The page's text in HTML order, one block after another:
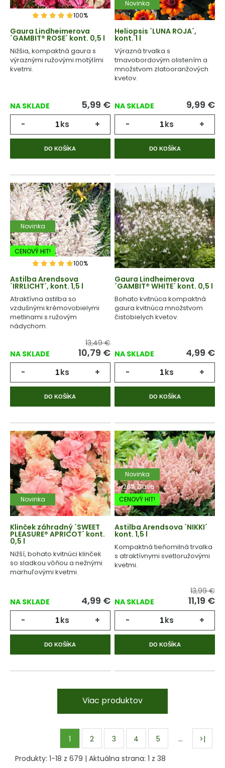
100%
Gaura Lindheimerova
´GAMBIT® ROSE´ kont. 0,5 l
Nižšia, kompaktná gaura s
výraznými ružovými motýlími
kvetmi.
NA SKLADE 5,99 €
- ks +
DO KOŠÍKA
Novinka
Heliopsis ´LUNA ROJA´,
kont. 1 l
Výrazná trvalka s
tmavobordovým olistením a
množstvom zlatooranžových
kvetov.
NA SKLADE 9,99 €
- ks +
DO KOŠÍKA
Novinka
-20% Zľava
CENOVÝ HIT!
100%
Astilba Arendsova
´IRRLICHT´, kont. 1,5 l
Atraktívna astilba so
vzdušnými krémovobielymi
metlinami s ružovým
nádychom.
NA SKLADE
13,49 €
10,79 €
- ks +
DO KOŠÍKA
Gaura Lindheimerova
´GAMBIT® WHITE´ kont. 0,5 l
Bohato kvitnúca kompaktná
gaura kvitnúca množstvom
čistobielych kvetov.
NA SKLADE 4,99 €
- ks +
DO KOŠÍKA
Novinka
Klinček záhradný ´SWEET
PLEASURE® APRICOT´ kont.
0,5 l
Nižší, bohato kvitnúci klinček
so sladkou vôňou a nežnými
marhuľovými kvetmi.
NA SKLADE 4,99 €
- ks +
DO KOŠÍKA
Novinka
-20% Zľava
CENOVÝ HIT!
Astilba Arendsova ´NIKKI´
kont. 1,5 l
Kompaktná tieňomilná trvalka
s atraktívnymi svetloružovými
kvetmi.
NA SKLADE
13,99 €
11,19 €
- ks +
DO KOŠÍKA
Viac produktov
1 2 3 4 5 …
>|
Produkty: 1-18 z 679 | Aktuálna strana: 1 z 38